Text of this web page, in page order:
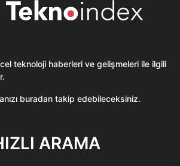
teknoloji haberleri ve gelişmeleri ile ilgili
buradan takip edebileceksiniz.
ARAMA